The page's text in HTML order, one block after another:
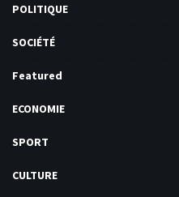
POLITIQUE
SOCIÉTÉ
Featured
ECONOMIE
SPORT
CULTURE